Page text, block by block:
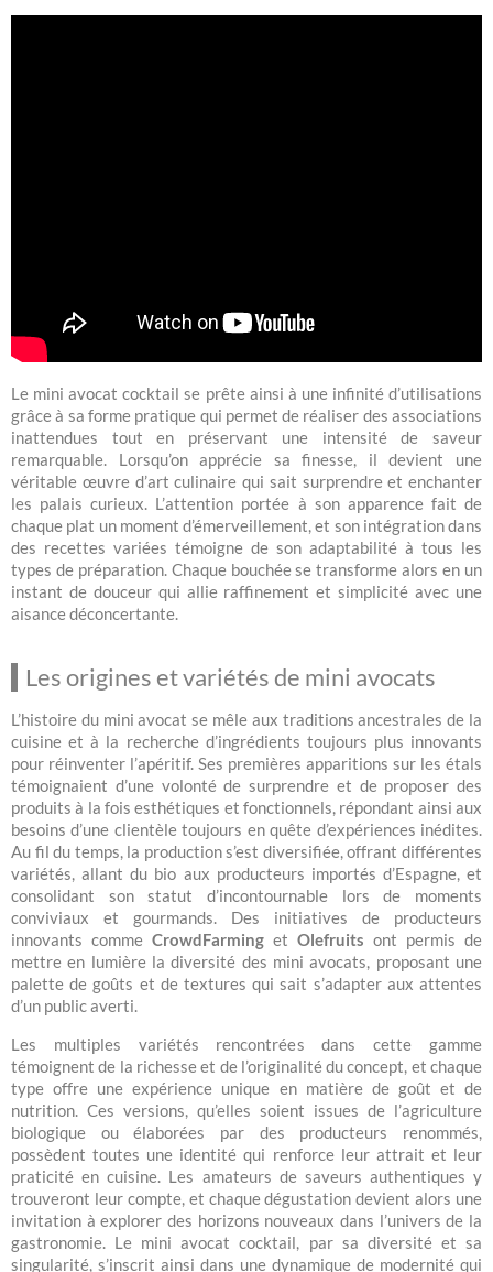
Le mini avocat cocktail se prête ainsi à une infinité d’utilisations
grâce à sa forme pratique qui permet de réaliser des associations
inattendues tout en préservant une intensité de saveur
remarquable. Lorsqu’on apprécie sa finesse, il devient une
véritable œuvre d’art culinaire qui sait surprendre et enchanter
les palais curieux. L’attention portée à son apparence fait de
chaque plat un moment d’émerveillement, et son intégration dans
des recettes variées témoigne de son adaptabilité à tous les
types de préparation. Chaque bouchée se transforme alors en un
instant de douceur qui allie raffinement et simplicité avec une
aisance déconcertante.
Les origines et variétés de mini avocats
L’histoire du mini avocat se mêle aux traditions ancestrales de la
cuisine et à la recherche d’ingrédients toujours plus innovants
pour réinventer l’apéritif. Ses premières apparitions sur les étals
témoignaient d’une volonté de surprendre et de proposer des
produits à la fois esthétiques et fonctionnels, répondant ainsi aux
besoins d’une clientèle toujours en quête d’expériences inédites.
Au fil du temps, la production s’est diversifiée, offrant différentes
variétés, allant du bio aux producteurs importés d’Espagne, et
consolidant son statut d’incontournable lors de moments
conviviaux et gourmands. Des initiatives de producteurs
innovants comme CrowdFarming et Olefruits ont permis de
mettre en lumière la diversité des mini avocats, proposant une
palette de goûts et de textures qui sait s’adapter aux attentes
d’un public averti.
Les multiples variétés rencontrées dans cette gamme
témoignent de la richesse et de l’originalité du concept, et chaque
type offre une expérience unique en matière de goût et de
nutrition. Ces versions, qu’elles soient issues de l’agriculture
biologique ou élaborées par des producteurs renommés,
possèdent toutes une identité qui renforce leur attrait et leur
praticité en cuisine. Les amateurs de saveurs authentiques y
trouveront leur compte, et chaque dégustation devient alors une
invitation à explorer des horizons nouveaux dans l’univers de la
gastronomie. Le mini avocat cocktail, par sa diversité et sa
singularité, s’inscrit ainsi dans une dynamique de modernité qui